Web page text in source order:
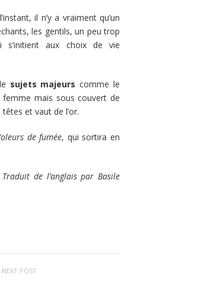
il n’y a vraiment qu’un
les gentils, un peu trop
aux choix de vie
sujets majeurs comme le
femme mais sous couvert de
et vaut de l’or.
de fumée, qui sortira en
de l’anglais par Basile
NEXT POST